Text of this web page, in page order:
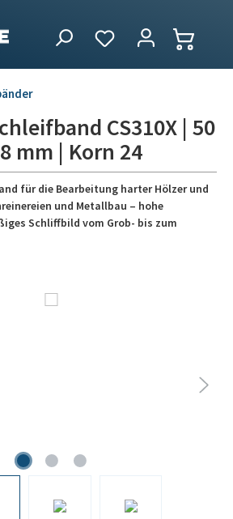
CS310X | 50
mm | Korn 24
für die Bearbeitung harter Hölzer und
und Metallbau – hohe
Schliffbild vom Grob- bis zum